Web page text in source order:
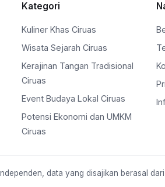
Kategori
Kuliner Khas Ciruas
Wisata Sejarah Ciruas
Kerajinan Tangan Tradisional
Ciruas
Event Budaya Lokal Ciruas
Potensi Ekonomi dan UMKM
Ciruas
data yang disajikan berasal